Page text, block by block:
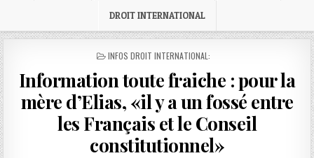
DROIT INTERNATIONAL
POSTED
INFOS DROIT INTERNATIONAL:
Information toute fraiche : pour la
mère d’Elias, «il y a un fossé entre
les Français et le Conseil
constitutionnel»